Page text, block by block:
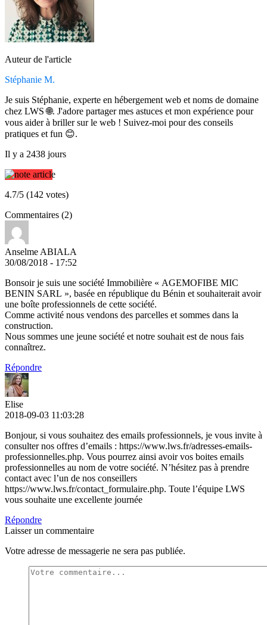
Auteur de l'article
Stéphanie M.
Je suis Stéphanie, experte en hébergement web et noms de domaine
chez LWS 🌐. J'adore partager mes astuces et mon expérience pour
vous aider à briller sur le web ! Suivez-moi pour des conseils
pratiques et fun 😊.
Il y a 2438 jours
4.7/5 (142 votes)
Commentaires (2)
Anselme ABIALA
30/08/2018 - 17:52
Bonsoir je suis une société Immobilière « AGEMOFIBE MIC
BENIN SARL », basée en république du Bénin et souhaiterait avoir
une boîte professionnels de cette société.
Comme activité nous vendons des parcelles et sommes dans la
construction.
Nous sommes une jeune société et notre souhait est de nous fais
connaîtrez.
Répondre
Elise
2018-09-03 11:03:28
Bonjour, si vous souhaitez des emails professionnels, je vous invite à
consulter nos offres d’emails : https://www.lws.fr/adresses-emails-
professionnelles.php. Vous pourrez ainsi avoir vos boites emails
professionnelles au nom de votre société. N’hésitez pas à prendre
contact avec l’un de nos conseillers
https://www.lws.fr/contact_formulaire.php. Toute l’équipe LWS
vous souhaite une excellente journée
Répondre
Laisser un commentaire
Votre adresse de messagerie ne sera pas publiée.